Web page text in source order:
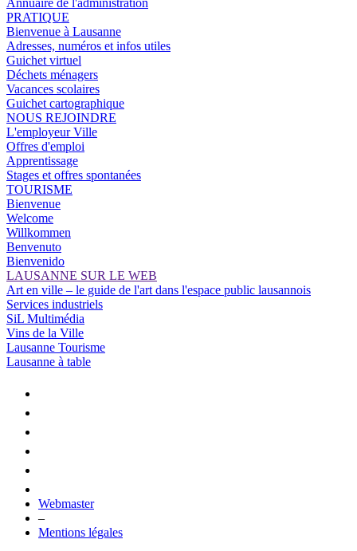
Annuaire de l'administration
PRATIQUE
Bienvenue à Lausanne
Adresses, numéros et infos utiles
Guichet virtuel
Déchets ménagers
Vacances scolaires
Guichet cartographique
NOUS REJOINDRE
L'employeur Ville
Offres d'emploi
Apprentissage
Stages et offres spontanées
TOURISME
Bienvenue
Welcome
Willkommen
Benvenuto
Bienvenido
LAUSANNE SUR LE WEB
Art en ville – le guide de l'art dans l'espace public lausannois
Services industriels
SiL Multimédia
Vins de la Ville
Lausanne Tourisme
Lausanne à table
Webmaster
–
Mentions légales